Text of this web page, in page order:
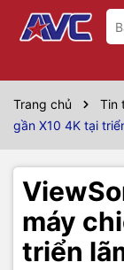
Trang chủ Tin
gần X10 4K tại
máy
triển